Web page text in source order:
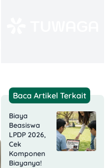
Baca Artikel Terkait
Biaya
Beasiswa
LPDP 2026,
Cek
Komponen
Biayanya!